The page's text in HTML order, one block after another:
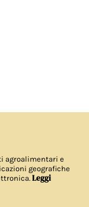
agroalimentari e
geografiche
Leggi